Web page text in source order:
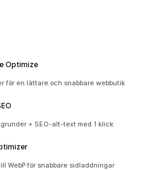
Optimize
för en lättare och snabbare webbutik
+ SEO-alt-text med 1 klick
WebP för snabbare sidladdningar